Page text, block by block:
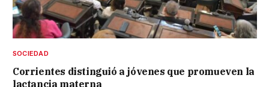
SOCIEDAD
Corrientes distinguió a jóvenes que promueven la
lactancia materna